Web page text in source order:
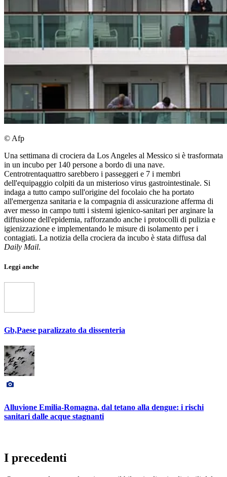
© Afp
Una settimana di crociera da Los Angeles al Messico si è trasformata
in un incubo per 140 persone a bordo di una nave.
Centrotrentaquattro sarebbero i passeggeri e 7 i membri
dell'equipaggio colpiti da un misterioso virus gastrointestinale. Si
indaga a tutto campo sull'origine del focolaio che ha portato
all'emergenza sanitaria e la compagnia di assicurazione afferma di
aver messo in campo tutti i sistemi igienico-sanitari per arginare la
diffusione dell'epidemia, rafforzando anche i protocolli di pulizia e
igienizzazione e implementando le misure di isolamento per i
contagiati. La notizia della crociera da incubo è stata diffusa dal
Daily Mail.
Leggi anche
Gb,Paese paralizzato da dissenteria
Alluvione Emilia-Romagna, dal tetano alla dengue: i rischi
sanitari dalle acque stagnanti
I precedenti